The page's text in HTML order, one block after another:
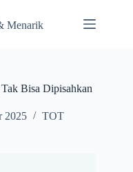
Menarik
Bisa Dipisahkan
2025 TOT